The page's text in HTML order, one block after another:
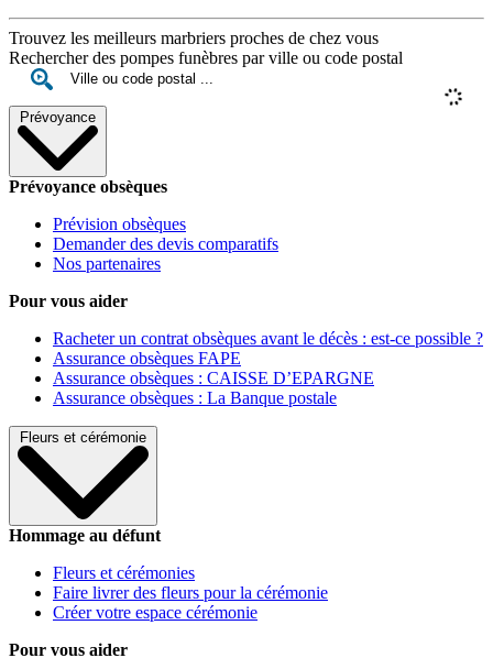
Trouvez les meilleurs marbriers proches de chez vous
Rechercher des pompes funèbres par ville ou code postal
Prévoyance
Prévoyance obsèques
Prévision obsèques
Demander des devis comparatifs
Nos partenaires
Pour vous aider
Racheter un contrat obsèques avant le décès : est-ce possible ?
Assurance obsèques FAPE
Assurance obsèques : CAISSE D’EPARGNE
Assurance obsèques : La Banque postale
Fleurs et cérémonie
Hommage au défunt
Fleurs et cérémonies
Faire livrer des fleurs pour la cérémonie
Créer votre espace cérémonie
Pour vous aider